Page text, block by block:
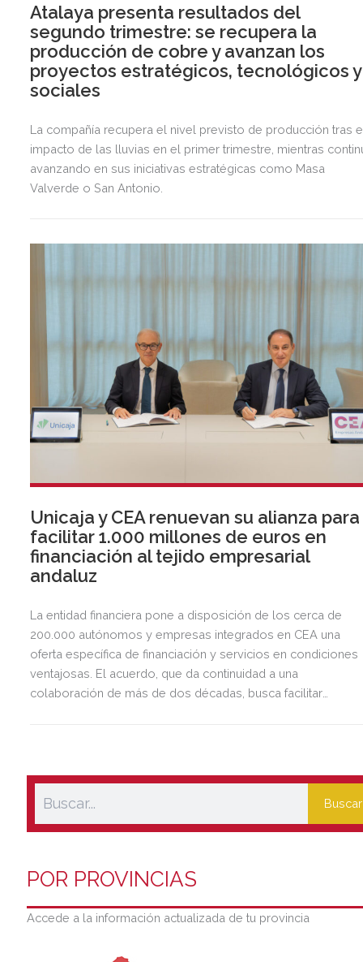
Atalaya presenta resultados del
segundo trimestre: se recupera la
producción de cobre y avanzan los
proyectos estratégicos, tecnológicos y
sociales
La compañía recupera el nivel previsto de producción tras
impacto de las lluvias en el primer trimestre, mientras
avanzando en sus iniciativas estratégicas como Masa
Valverde o San Antonio.
Unicaja y CEA renuevan su alianza para
facilitar 1.000 millones de euros en
financiación al tejido empresarial
andaluz
La entidad financiera pone a disposición de los cerca de
200.000 autónomos y empresas integrados en CEA una
oferta específica de financiación y servicios en condiciones
ventajosas. El acuerdo, que da continuidad a una
colaboración de más de dos décadas, busca facilitar
Buscar
POR PROVINCIAS
Accede a la información actualizada de tu provincia